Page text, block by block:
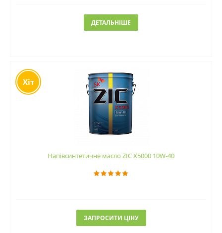
ДЕТАЛЬНІШЕ
Хіт
Напівсинтетичне масло ZIC X5000 10W-40
ЗАПРОСИТИ ЦІНУ